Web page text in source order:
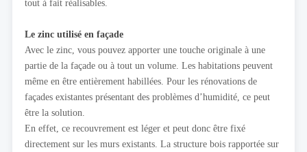
tout à fait réalisables.
Le zinc utilisé en façade
Avec le zinc, vous pouvez apporter une touche originale à une
partie de la façade ou à tout un volume. Les habitations peuvent
même en être entièrement habillées. Pour les rénovations de
façades existantes présentant des problèmes d’humidité, ce peut
être la solution.
En effet, ce recouvrement est léger et peut donc être fixé
directement sur les murs existants. La structure bois rapportée sur